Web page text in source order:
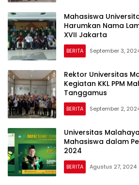
Mahasiswa
Harumkan Nama
XVII Jakarta
BERITA September 3,
Rektor Universitas
Kegiatan KKL PPM
Tanggamus
BERITA September 2,
Universitas
Mahasiswa dalam
2024
BERITA Agustus 27, 2024